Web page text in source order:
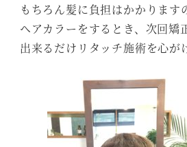
もちろん髪に負担はかかります
ヘアカラーをするとき、次回矯
出来るだけリタッチ施術を心が